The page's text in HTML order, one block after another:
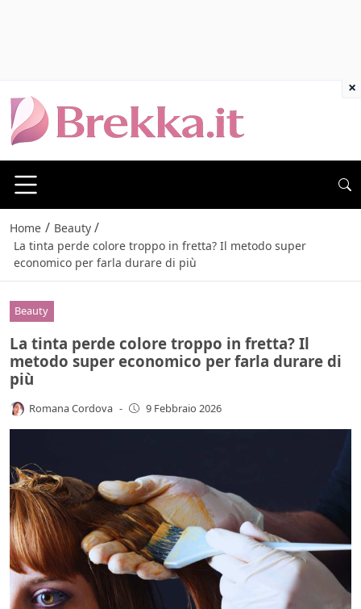
Home / Beauty /
La tinta perde colore troppo in fretta? Il metodo super
economico per farla durare di più
Beauty
La tinta perde colore troppo in fretta? Il
metodo super economico per farla durare di
più
Romana Cordova - 9 Febbraio 2026
×